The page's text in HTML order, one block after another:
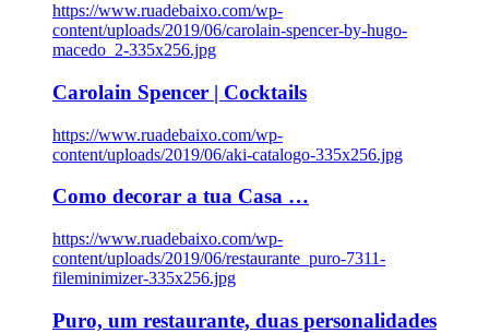
https://www.ruadebaixo.com/wp-
content/uploads/2019/06/carolain-spencer-by-hugo-
macedo_2-335x256.jpg
Carolain Spencer | Cocktails
https://www.ruadebaixo.com/wp-
content/uploads/2019/06/aki-catalogo-335x256.jpg
Como decorar a tua Casa …
https://www.ruadebaixo.com/wp-
content/uploads/2019/06/restaurante_puro-7311-
fileminimizer-335x256.jpg
Puro, um restaurante, duas personalidades